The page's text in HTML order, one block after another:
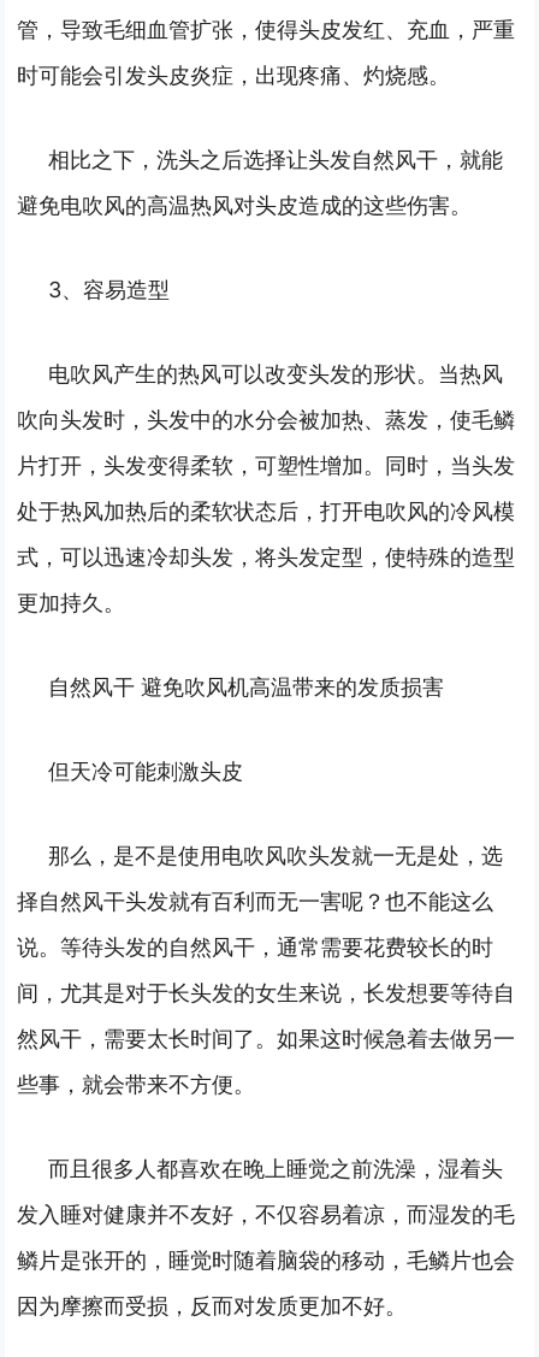
管，导致毛细血管扩张，使得头皮发红、充血，严重
时可能会引发头皮炎症，出现疼痛、灼烧感。
相比之下，洗头之后选择让头发自然风干，就能
避免电吹风的高温热风对头皮造成的这些伤害。
3、容易造型
电吹风产生的热风可以改变头发的形状。当热风
吹向头发时，头发中的水分会被加热、蒸发，使毛鳞
片打开，头发变得柔软，可塑性增加。同时，当头发
处于热风加热后的柔软状态后，打开电吹风的冷风模
式，可以迅速冷却头发，将头发定型，使特殊的造型
更加持久。
自然风干 避免吹风机高温带来的发质损害
但天冷可能刺激头皮
那么，是不是使用电吹风吹头发就一无是处，选
择自然风干头发就有百利而无一害呢？也不能这么
说。等待头发的自然风干，通常需要花费较长的时
间，尤其是对于长头发的女生来说，长发想要等待自
然风干，需要太长时间了。如果这时候急着去做另一
些事，就会带来不方便。
而且很多人都喜欢在晚上睡觉之前洗澡，湿着头
发入睡对健康并不友好，不仅容易着凉，而湿发的毛
鳞片是张开的，睡觉时随着脑袋的移动，毛鳞片也会
因为摩擦而受损，反而对发质更加不好。